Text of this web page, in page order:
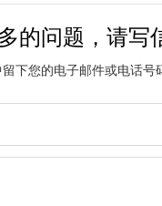
的问题，请写
下您的电子邮件或电话号